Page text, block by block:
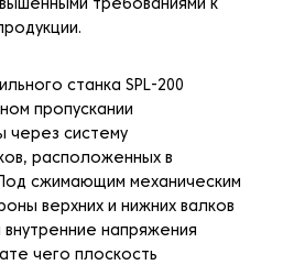
требованиями к
станка SPL-200
пропускании
через систему
расположенных в
сжимающим механическим
верхних и нижних валков
внутренние напряжения
чего плоскость